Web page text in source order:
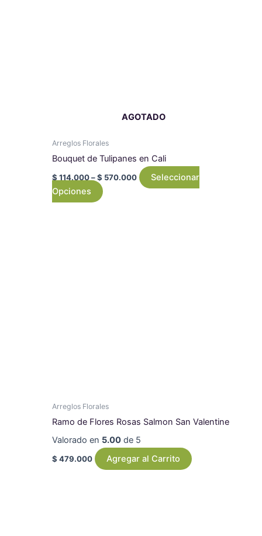
AGOTADO
Arreglos Florales
Bouquet de Tulipanes en Cali
$ 114.000 – $ 570.000
Seleccionar
Opciones
de
producto
Arreglos Florales
Ramo de Flores Rosas Salmon San Valentine
Valorado en 5.00de 5
$ 479.000 Agregar al Carrito